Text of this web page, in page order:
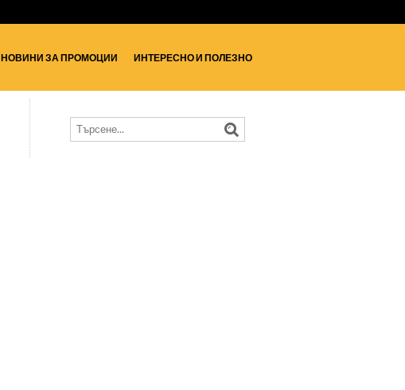
НОВИНИ ЗА ПРОМОЦИИ ИНТЕРЕСНО И ПОЛЕЗНО